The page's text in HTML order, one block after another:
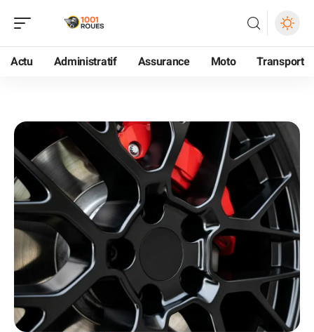
Actu Administratif Assurance Moto Transport